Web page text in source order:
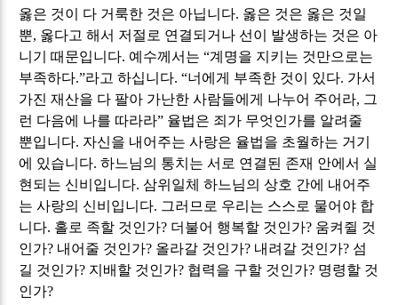
옳은 것이 다 거룩한 것은 아닙니다. 옳은 것은 옳은 것일
뿐, 옳다고 해서 저절로 연결되거나 선이 발생하는 것은 아
니기 때문입니다. 예수께서는“계명을 지키는 것만으로는
부족하다.”라고 하십니다. “너에게 부족한 것이 있다. 가서
가진 재산을 다 팔아 가난한 사람들에게 나누어 주어라, 그
런 다음에 나를 따라라” 율법은 죄가 무엇인가를 알려줄
뿐입니다. 자신을 내어주는 사랑은 율법을 초월하는 거기
에 있습니다.하느님의 통치는 서로 연결된 존재 안에서 실
현되는 신비입니다.삼위일체 하느님의 상호 간에 내어주
는 사랑의 신비입니다. 그러므로 우리는 스스로 물어야 합
니다. 홀로 족할 것인가? 더불어 행복할 것인가? 움켜쥘 것
인가? 내어줄 것인가? 올라갈 것인가? 내려갈 것인가? 섬
길 것인가? 지배할 것인가? 협력을 구할 것인가? 명령할 것
인가?